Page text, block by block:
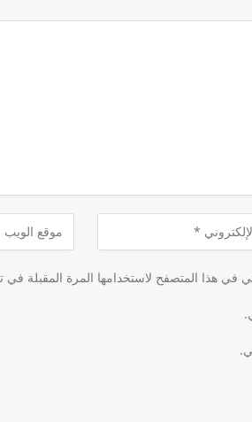
في هذا المتصفح لاستخدامها المرة المقبلة في